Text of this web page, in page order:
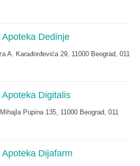
Dedinje
A. Karađorđevića 29, 11000 Beograd, 011
Digitalis
Pupina 135, 11000 Beograd, 011
Dijafarm